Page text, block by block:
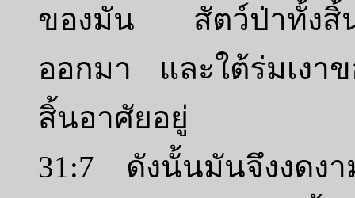
ของมัน สัตว์ป่าทั้งสิ้น
ออกมา และใต้ร่มเงา
สิ้นอาศัยอยู่
31:7 ดังนั้นมันจึงงดง